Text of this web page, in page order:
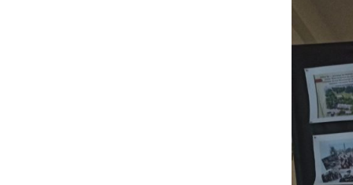
Відділення
Циклові комісії
Звернення
Кадровий склад